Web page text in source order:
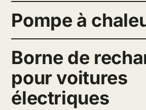
Pompe à
Borne de
pour voitures
électriques